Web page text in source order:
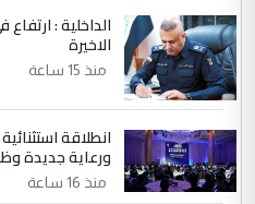
ابا فرات ...
الموضوع :
الجواهري يرد
مضجعيك يابن الزنا (نص
سردار
التعليق : واحد من
جنسية الرافد الثالث
الداخلية :
الاخيرة
منذ 15 ساعة
انطلاقة
ورعاية جديدة
منذ 16 ساعة